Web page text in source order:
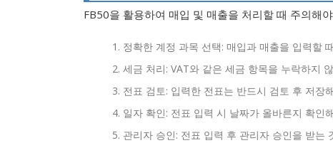
FB50을 활용하여 매입 및 매출을 처리할 때 주의해
정확한 계정 과목 선택: 매입과 매출을 입력할
세금 처리: VAT와 같은 세금 항목을 누락하지
전표 검토: 입력한 전표는 반드시 검토 후 저장
일자 확인: 전표 입력 시 날짜가 올바른지 확인
관리자 승인: 전표 입력 후 관리자 승인을 받는